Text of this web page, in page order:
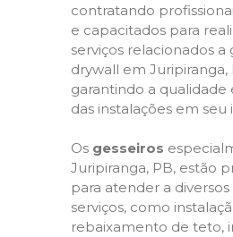
contratando
e capacitados para
serviços relacionados a
drywall em Juripiranga,
garantindo a qualidade
das instalações em seu
Os gesseiros
Juripiranga, PB, estão
para atender a
serviços, como
rebaixamento de teto,